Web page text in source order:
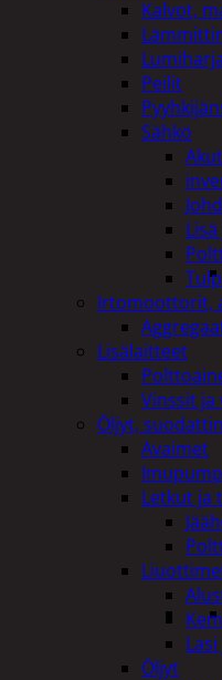
Kalvot,
Peilit
Sähkö
Akut
Irtomoottorit,
Lisälaitteet
Vinssit
Öljyt,
Avaimet
Letkut ja
Öljyt